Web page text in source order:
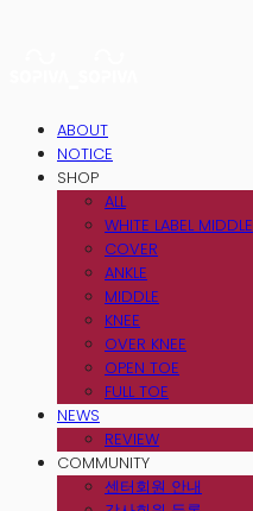
ABOUT
NOTICE
SHOP
ALL
WHITE LABEL MIDDLE
COVER
ANKLE
MIDDLE
KNEE
OVER KNEE
OPEN TOE
FULL TOE
NEWS
REVIEW
COMMUNITY
센터회원 안내